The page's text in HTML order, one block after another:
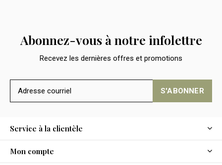
Abonnez-vous à notre infolettre
Recevez les dernières offres et promotions
S'ABONNER
Service à la clientèle
Mon compte